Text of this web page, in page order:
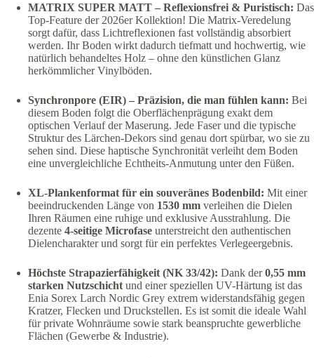
MATRIX SUPER MATT – Reflexionsfrei & Puristisch: Das
Top-Feature der 2026er Kollektion! Die Matrix-Veredelung
sorgt dafür, dass Lichtreflexionen fast vollständig absorbiert
werden. Ihr Boden wirkt dadurch tiefmatt und hochwertig, wie
natürlich behandeltes Holz – ohne den künstlichen Glanz
herkömmlicher Vinylböden.
Synchronpore (EIR) – Präzision, die man fühlen kann: Bei
diesem Boden folgt die Oberflächenprägung exakt dem
optischen Verlauf der Maserung. Jede Faser und die typische
Struktur des Lärchen-Dekors sind genau dort spürbar, wo sie zu
sehen sind. Diese haptische Synchronität verleiht dem Boden
eine unvergleichliche Echtheits-Anmutung unter den Füßen.
XL-Plankenformat für ein souveränes Bodenbild: Mit einer
beeindruckenden Länge von 1530 mm verleihen die Dielen
Ihren Räumen eine ruhige und exklusive Ausstrahlung. Die
dezente 4-seitige Microfase unterstreicht den authentischen
Dielencharakter und sorgt für ein perfektes Verlegeergebnis.
Höchste Strapazierfähigkeit (NK 33/42): Dank der0,55 mm
starken Nutzschicht und einer speziellen UV-Härtung ist das
Enia Sorex Larch Nordic Grey extrem widerstandsfähig gegen
Kratzer, Flecken und Druckstellen. Es ist somit die ideale Wahl
für private Wohnräume sowie stark beanspruchte gewerbliche
Flächen (Gewerbe & Industrie).